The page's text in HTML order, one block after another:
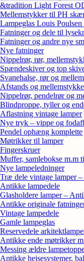
&tradition Light Forest
Mellemstykker til PH
Lampeglas Louis
Fatninger og dele til
Fatninger og andre nye
Nye fatninger
Nippelrør, rør,
Spændeskiver og top
Svanehalse, rør og
Afstands og
Nippelrør, pendelrør og
Blindproppe, tyller og
Aflastning vintage lamper
Nye tryk – vippe og
Pendel ophæng komplette
Møtrikker til lamper
Fingerskruer
Muffer, samlebokse m.m
Nye lampeledninger
Træ dele vintage lamper
Antikke lampedele
Glasholdere lamper –
Antikke originale
Vintage lampedele
Gamle lampeglas
Reservedele
Antikke ende møtrikker
Messing ældre
Antikke hejsesystemer,